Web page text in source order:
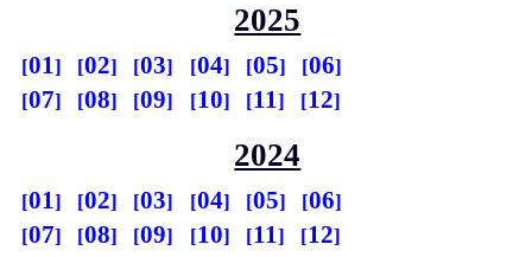
2025
01 02 03 04 05
06
07
08 09 10 11 12
2024
01 02 03 04 05
06
07
08 09 10 11 12